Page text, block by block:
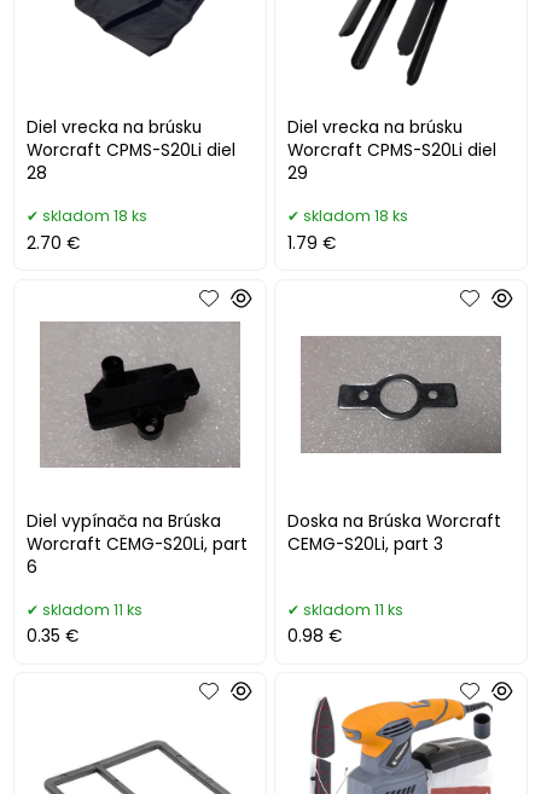
Diel vrecka na brúsku
Worcraft CPMS-S20Li diel
28
skladom 18 ks
2.70 €
Diel vrecka na brúsku
Worcraft CPMS-S20Li diel
29
skladom 18 ks
1.79 €
Diel vypínača na Brúska
Worcraft CEMG-S20Li, part
6
skladom 11 ks
0.35 €
Doska na Brúska Worcraft
CEMG-S20Li, part 3
skladom 11 ks
0.98 €